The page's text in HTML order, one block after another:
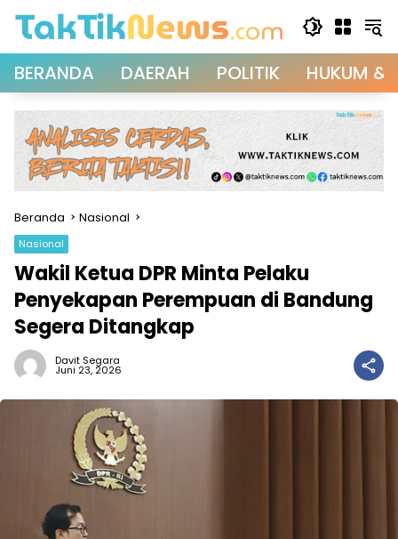
BERANDA DAERAH POLITIK HUKUM &
Beranda Nasional
Nasional
Wakil Ketua DPR Minta Pelaku
Penyekapan Perempuan di Bandung
Segera Ditangkap
Davit Segara
Juni 23, 2026